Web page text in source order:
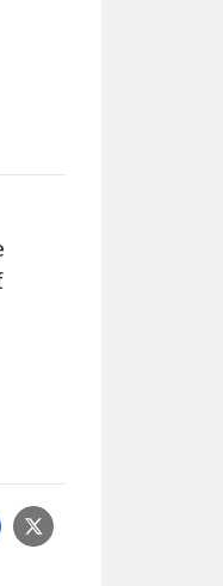
Sosyal